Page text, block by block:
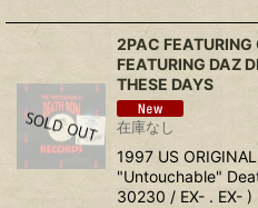
2PAC
FEATURING DAZ
THESE DAYS
在庫なし
1997 US
"Untouchable"
30230 / EX- . EX- )